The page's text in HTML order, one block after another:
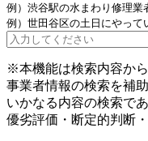
例）渋谷駅の水まわり修理業
例）世田谷区の土日にやって
※本機能は検索内容か
事業者情報の検索を補
いかなる内容の検索で
優劣評価・断定的判断